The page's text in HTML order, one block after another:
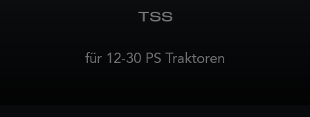
TSS
für 12-30 PS Traktoren